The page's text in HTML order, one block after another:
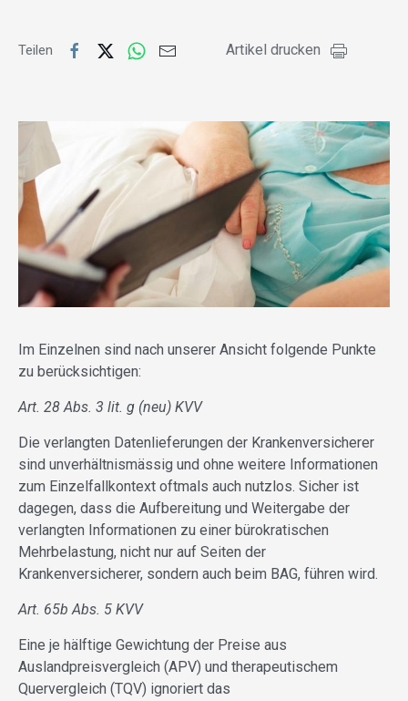
Teilen Artikel drucken
Im Einzelnen sind nach unserer Ansicht folgende Punkte
zu berücksichtigen:
Art. 28 Abs. 3 lit. g (neu) KVV
Die verlangten Datenlieferungen der Krankenversicherer
sind unverhältnismässig und ohne weitere Informationen
zum Einzelfallkontext oftmals auch nutzlos. Sicher ist
dagegen, dass die Aufbereitung und Weitergabe der
verlangten Informationen zu einer bürokratischen
Mehrbelastung, nicht nur auf Seiten der
Krankenversicherer, sondern auch beim BAG, führen wird.
Art. 65b Abs. 5 KVV
Eine je hälftige Gewichtung der Preise aus
Auslandpreisvergleich (APV) und therapeutischem
Quervergleich (TQV) ignoriert das